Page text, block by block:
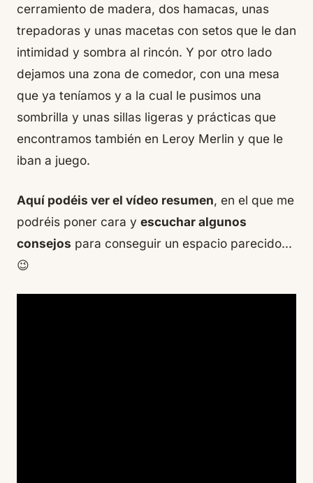
cerramiento de madera, dos hamacas, unas
trepadoras y unas macetas con setos que le dan
intimidad y sombra al rincón. Y por otro lado
dejamos una zona de comedor, con una mesa
que ya teníamos y a la cual le pusimos una
sombrilla y unas sillas ligeras y prácticas que
encontramos también en Leroy Merlin y que le
iban a juego.
Aquí podéis ver el vídeo resumen, en el que me
podréis poner cara y escuchar algunos
consejos para conseguir un espacio parecido…
😉